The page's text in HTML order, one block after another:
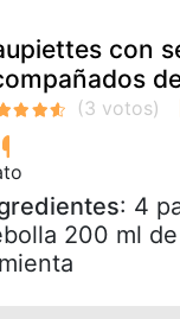
con
: 4
200 ml